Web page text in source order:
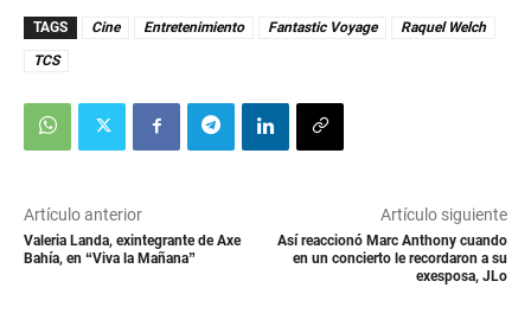
TAGS Cine Entretenimiento Fantastic Voyage
Raquel Welch
TCS
Artículo anterior
Valeria Landa, exintegrante de Axe
Bahía, en “Viva la Mañana”
Artículo siguiente
Así reaccionó Marc Anthony cuando
en un concierto le recordaron a su
exesposa, JLo